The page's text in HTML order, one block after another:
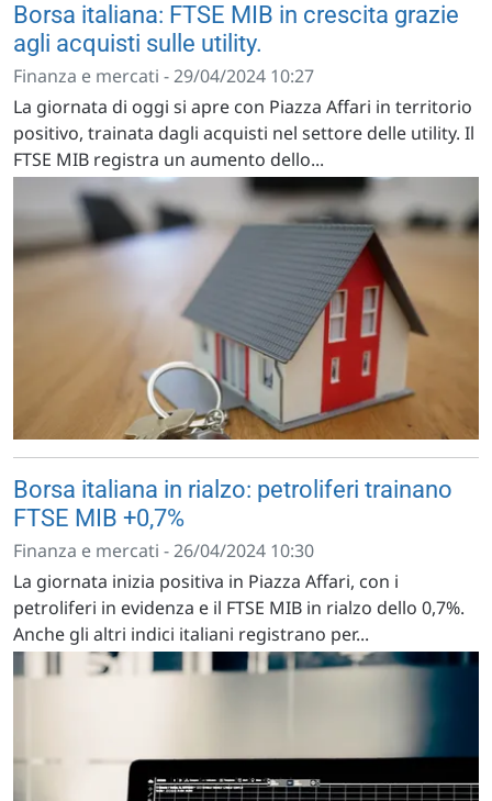
Borsa italiana: FTSE MIB in crescita grazie
agli acquisti sulle utility.
Finanza e mercati - 29/04/2024 10:27
La giornata di oggi si apre con Piazza Affari in territorio
positivo, trainata dagli acquisti nel settore delle utility. Il
FTSE MIB registra un aumento dello...
Borsa italiana in rialzo: petroliferi trainano
FTSE MIB +0,7%
Finanza e mercati - 26/04/2024 10:30
La giornata inizia positiva in Piazza Affari, con i
petroliferi in evidenza e il FTSE MIB in rialzo dello 0,7%.
Anche gli altri indici italiani registrano per...